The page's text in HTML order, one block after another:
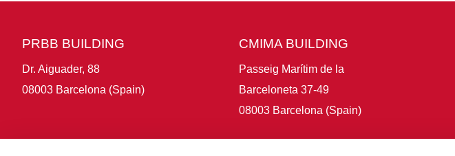
PRBB BUILDING
Dr. Aiguader, 88
08003 Barcelona (Spain)
CMIMA BUILDING
Passeig Marítim de la
Barceloneta 37-49
08003 Barcelona (Spain)